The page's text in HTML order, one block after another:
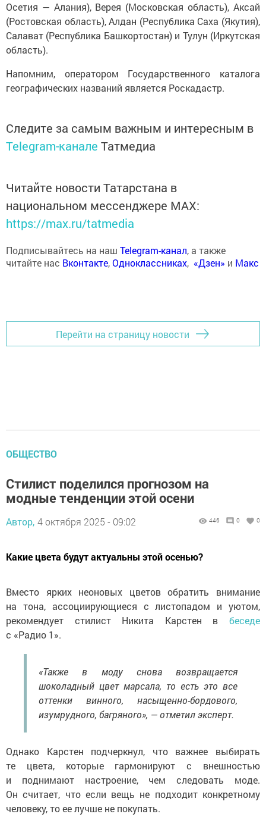
Осетия — Алания), Верея (Московская область), Аксай
(Ростовская область), Алдан (Республика Саха (Якутия),
Салават (Республика Башкортостан) и Тулун (Иркутская
область).
Напомним, оператором Государственного каталога
географических названий является Роскадастр.
Следите за самым важным и интересным в
Telegram-канале Татмедиа
Читайте новости Татарстана в
национальном мессенджере MАХ:
https://max.ru/tatmedia
Подписывайтесь на наш Telegram-канал, а также
читайте нас Вконтакте,Одноклассниках, «Дзен» и Макс
Перейти на страницу новости
ОБЩЕСТВО
Стилист поделился прогнозом на
модные тенденции этой осени
Автор, 4 октября 2025 - 09:02 446 0 0
Какие цвета будут актуальны этой осенью?
Вместо ярких неоновых цветов обратить внимание
на тона, ассоциирующиеся с листопадом и уютом,
рекомендует стилист Никита Карстен в беседе
с «Радио 1».
«Также в моду снова возвращается
шоколадный цвет марсала, то есть это все
оттенки винного, насыщенно-бордового,
изумрудного, багряного», — отметил эксперт.
Однако Карстен подчеркнул, что важнее выбирать
те цвета, которые гармонируют с внешностью
и поднимают настроение, чем следовать моде.
Он считает, что если вещь не подходит конкретному
человеку, то ее лучше не покупать.